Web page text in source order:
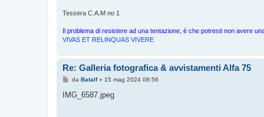
Tessera C.A.M no 1
Il problema di resistere ad una tentazione, è che potresti non avere
VIVAS ET RELINQUAS VIVERE
Re: Galleria fotografica & avvistamenti Alfa 75
M
s
da Batalf» 15 mag 2024 08:56
IMG_6587.jpeg